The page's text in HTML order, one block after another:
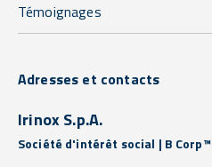
Témoignages
Adresses et contacts
Irinox S.p.A.
Société d'intérêt social | B Corp™